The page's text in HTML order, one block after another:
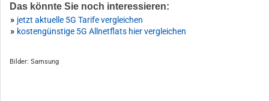
Das könnte Sie noch interessieren:
» jetzt aktuelle 5G Tarife vergleichen
» kostengünstige 5G Allnetflats hier vergleichen
Bilder: Samsung